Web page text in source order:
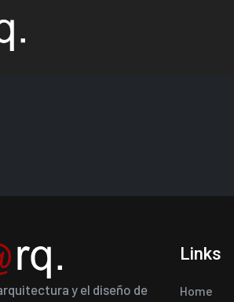
y el diseño de
Links
Home